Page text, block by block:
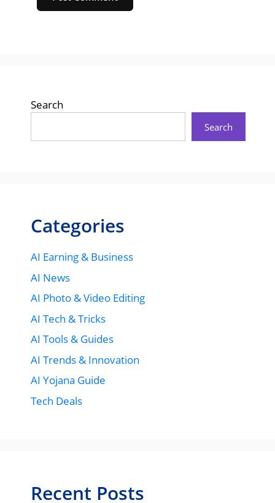
Search
Search
Categories
AI Earning & Business
AI News
AI Photo & Video Editing
AI Tech & Tricks
AI Tools & Guides
AI Trends & Innovation
AI Yojana Guide
Tech Deals
Recent Posts